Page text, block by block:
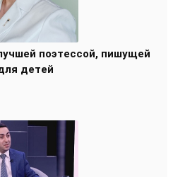
поэтессой, пишущей
детей